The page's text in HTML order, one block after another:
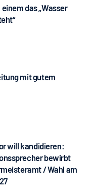
das „Wasser
mit gutem
will kandidieren:
bewirbt
/ Wahl am